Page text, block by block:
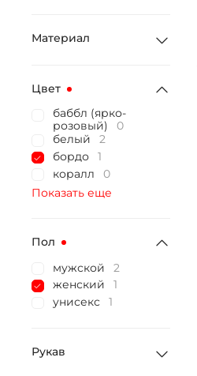
Материал
Цвет
баббл (ярко-
розовый)
0
белый
2
бордо
1
коралл
0
Показать еще
Пол
мужской
2
женский
1
унисекс
1
Рукав